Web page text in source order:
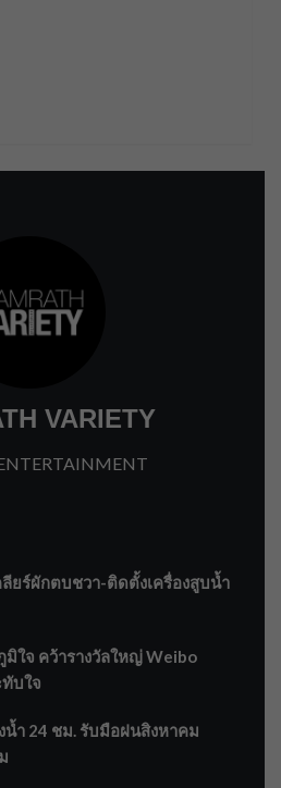
VARIETY
ยร์ผักตบชวา-ติดตั้งเครื่องสูบน้ำ
มิใจ คว้ารางวัลใหญ่ Weibo
บใจ
น้ำ 24 ชม. รับมือฝนสิงหาคม